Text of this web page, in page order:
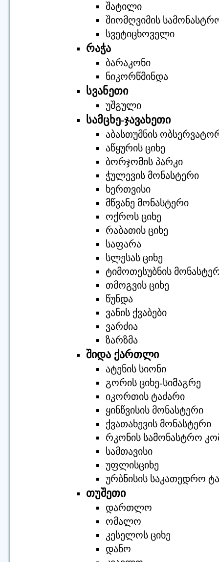
შატილი
შიომღვიმის
სვეტიცხოველი
რაჭა
ბარაკონი
ნიკორწმინდა
სვანეთი
უშგული
სამცხე-ჯავახეთი
აბასთუმნის
აწყურის ციხე
ბორჯომის პარკი
ჭულევის მონასტერი
ხერთვისი
მწვანე მონასტერი
ოქროს ციხე
რაბათის ციხე
საფარა
სლესას ციხე
ტიმოთესუბნის
თმოგვის ციხე
წუნდა
ვანის ქვაბები
ვარძია
ზარზმა
შიდა ქართლი
ატენის სიონი
გორის ციხე-სიმაგრე
იკორთის ტაძარი
ყინწვისის მონასტერი
ქვათახევის მონასტერი
რკონის სამონასტრო
სამთავისი
უფლისციხე
ურბნისის საკათედრო
თუშეთი
დართლო
ომალო
კესელოს ციხე
დანო